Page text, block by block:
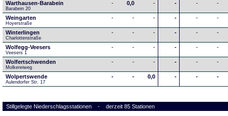
Warthausen-Barabein
Barabein 20
- 0,0 - - - -
Weingarten
Hoyerstraße
- - - - - -
Winterlingen
Charlottenstraße
- - - - - -
Wolfegg-Veesers
Veesers 1
- - - - - -
Wolfertschwenden
Molkereiweg
- - - - - -
Wolpertswende
Aulendorfer Str. 17
- - 0,0 - - -
Stillgelegte Niederschlagsstationen - derzeit 85 Stationen